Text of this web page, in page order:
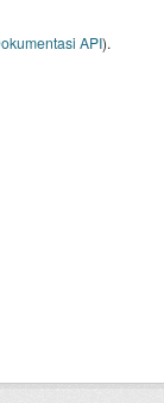
API).